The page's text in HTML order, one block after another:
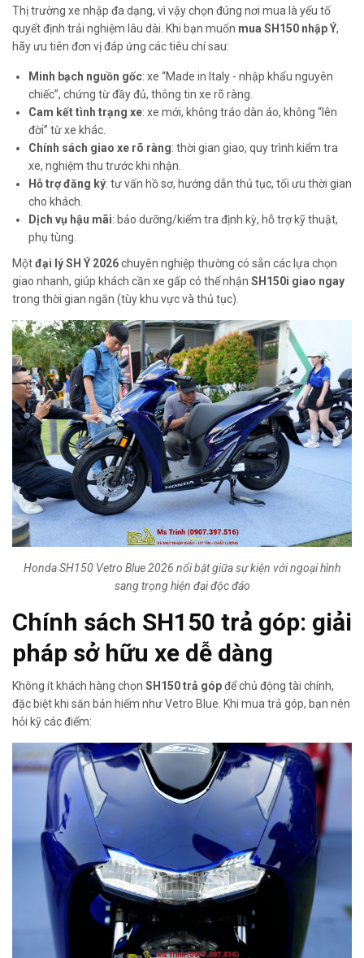
Thị trường xe nhập đa dạng, vì vậy chọn đúng nơi mua là yếu tố
quyết định trải nghiệm lâu dài. Khi bạn muốn mua SH150 nhập Ý,
hãy ưu tiên đơn vị đáp ứng các tiêu chí sau:
Minh bạch nguồn gốc: xe “Made in Italy - nhập khẩu nguyên
chiếc”, chứng từ đầy đủ, thông tin xe rõ ràng.
Cam kết tình trạng xe: xe mới, không tráo dàn áo, không “lên
đời” từ xe khác.
Chính sách giao xe rõ ràng: thời gian giao, quy trình kiểm tra
xe, nghiệm thu trước khi nhận.
Hỗ trợ đăng ký: tư vấn hồ sơ, hướng dẫn thủ tục, tối ưu thời gian
cho khách.
Dịch vụ hậu mãi: bảo dưỡng/kiểm tra định kỳ, hỗ trợ kỹ thuật,
phụ tùng.
Mộtđại lý SH Ý 2026chuyên nghiệp thường có sẵn các lựa chọn
giao nhanh, giúp khách cần xe gấp có thể nhận SH150i giao ngay
trong thời gian ngắn (tùy khu vực và thủ tục).
Honda SH150 Vetro Blue 2026 nổi bật giữa sự kiện với ngoại hình
sang trọng hiện đại độc đáo
Chính sách SH150 trả góp: giải
pháp sở hữu xe dễ dàng
Không ít khách hàng chọn SH150 trả gópđể chủ động tài chính,
đặc biệt khi săn bản hiếm như Vetro Blue. Khi mua trả góp, bạn nên
hỏi kỹ các điểm: